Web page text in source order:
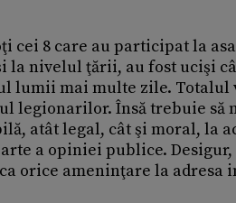
cei 8 care au participat la
la nivelul ţării, au fost ucişi
lumii mai multe zile.
legionarilor. Însă trebuie să
atât legal, cât şi moral, la
a opiniei publice.
orice ameninţare la adresa